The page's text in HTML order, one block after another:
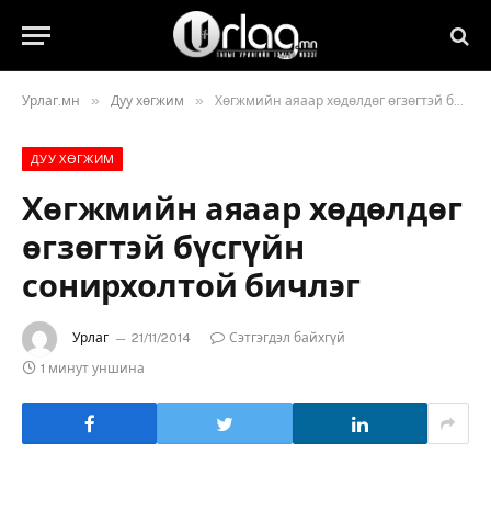
Урлаг.мн » Дуу хөгжим » Хөгжмийн аяаар хөдөлдөг өгзөгтэй бүсгүйн сонирхолтой бичлэг
ДУУ ХӨГЖИМ
Хөгжмийн аяаар хөдөлдөг
өгзөгтэй бүсгүйн
сонирхолтой бичлэг
Урлаг 21/11/2014
Сэтгэгдэл байхгүй
1 минут уншина